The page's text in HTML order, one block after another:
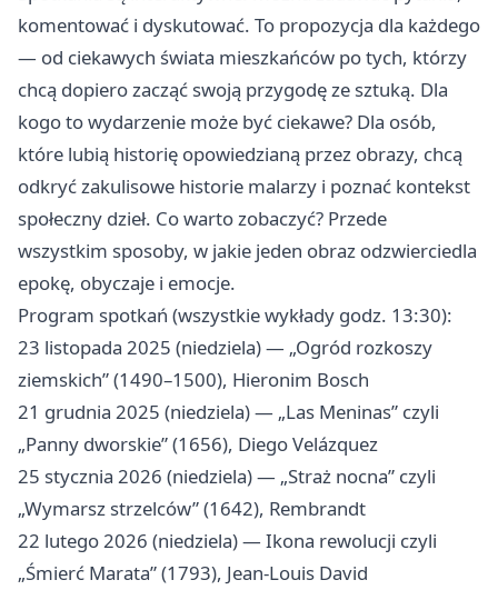
komentować i dyskutować. To propozycja dla każdego
— od ciekawych świata mieszkańców po tych, którzy
chcą dopiero zacząć swoją przygodę ze sztuką. Dla
kogo to wydarzenie może być ciekawe? Dla osób,
które lubią historię opowiedzianą przez obrazy, chcą
odkryć zakulisowe historie malarzy i poznać kontekst
społeczny dzieł. Co warto zobaczyć? Przede
wszystkim sposoby, w jakie jeden obraz odzwierciedla
epokę, obyczaje i emocje.
Program spotkań (wszystkie wykłady godz. 13:30):
23 listopada 2025 (niedziela) — „Ogród rozkoszy
ziemskich” (1490–1500), Hieronim Bosch
21 grudnia 2025 (niedziela) — „Las Meninas” czyli
„Panny dworskie” (1656), Diego Velázquez
25 stycznia 2026 (niedziela) — „Straż nocna” czyli
„Wymarsz strzelców” (1642), Rembrandt
22 lutego 2026 (niedziela) — Ikona rewolucji czyli
„Śmierć Marata” (1793), Jean‑Louis David